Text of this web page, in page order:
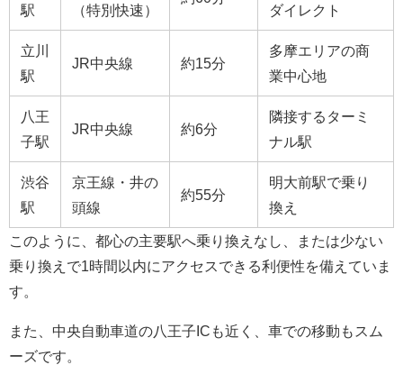
駅 （特別快速）
ダイレクト
立川
駅
JR中央線 約15分
多摩エリアの商
業中心地
八王
子駅
JR中央線 約6分
隣接するターミ
ナル駅
渋谷
駅
京王線・井の
頭線
約55分
明大前駅で乗り
換え
このように、都心の主要駅へ乗り換えなし、または少ない
乗り換えで1時間以内にアクセスできる利便性を備えていま
す。
また、中央自動車道の八王子ICも近く、車での移動もスム
ーズです。